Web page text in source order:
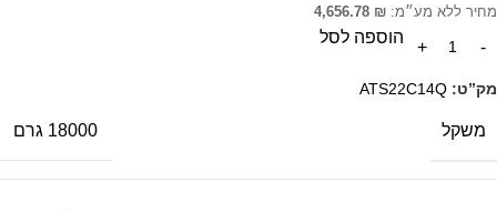
מחיר ללא מע״מ: 4,656.78 ₪
הוספה לסל
מק”ט: ATS22C14Q
משקל 18000 גרם